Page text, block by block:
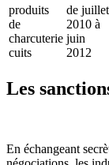
produits
de
charcuterie
cuits
de juillet
2010 à
juin
2012
Les
En échangeant